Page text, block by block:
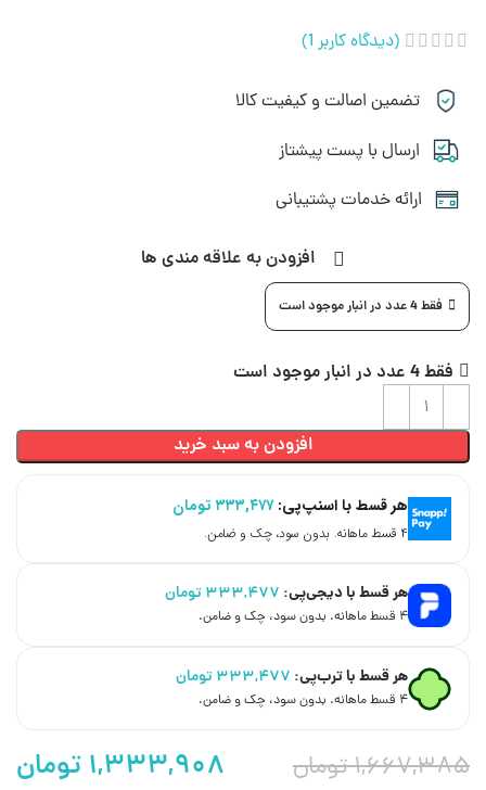
(دیدگاه کاربر 1
)
تضمین اصالت و کیفیت کالا
ارسال با پست پیشتاز
ارائه خدمات پشتیبانی
افزودن به علاقه مندی ها
فقط 4 عدد در انبار موجود است
فقط 4 عدد در انبار موجود است
افزودن به سبد خرید
هر قسط با اسنپ‌پی:۳۳۳,۴۷۷ تومان
۴ قسط ماهانه. بدون سود، چک و ضامن.
هر قسط با دیجی‌پی: ۳۳۳,۴۷۷تومان
۴ قسط ماهانه. بدون سود، چک و ضامن.
هر قسط با ترب‌پی: ۳۳۳,۴۷۷تومان
۴ قسط ماهانه. بدون سود، چک و ضامن.
۱,۶۶۷,۳۸۵تومان ۱,۳۳۳,۹۰۸ تومان